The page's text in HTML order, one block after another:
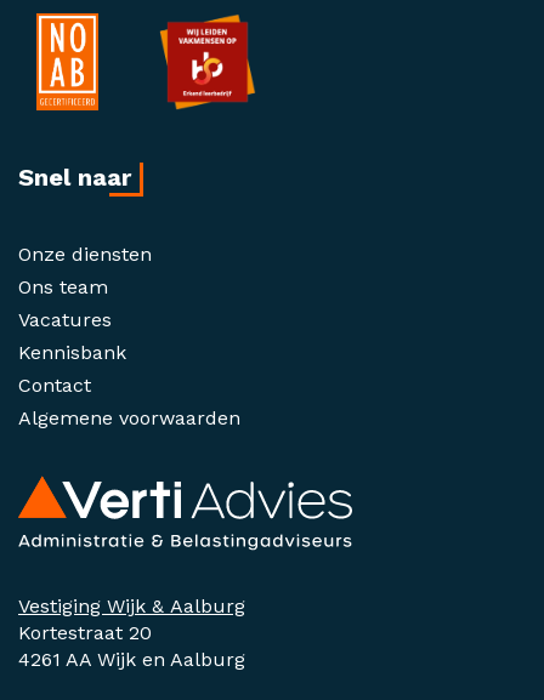
Vestiging Wijk & Aalburg
Kortestraat 20
4261 AA Wijk en Aalburg
Snel naar
Onze diensten
Ons team
Vacatures
Kennisbank
Contact
Algemene voorwaarden